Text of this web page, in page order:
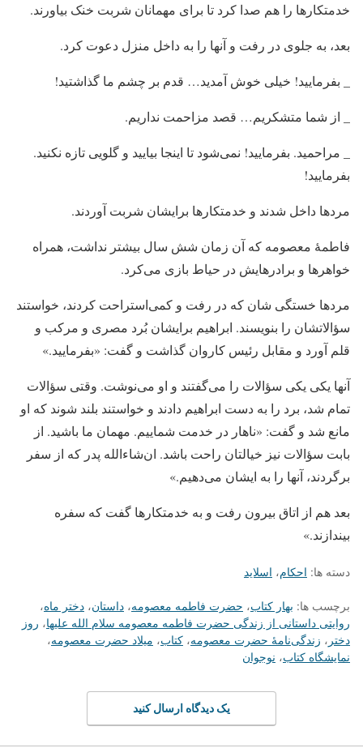
خدمتکارها را هم صدا کرد تا برای مهمانان شربت خنک بیاورند.
بعد، به جلوی در رفت و آنها را به داخل منزل دعوت کرد.
_ بفرمایید! خیلی خوش آمدید… قدم بر چشم ما گذاشتید!
_ از شما متشکریم… قصد مزاحمت نداریم.
_ مراحمید. بفرمایید! نمی‌شود تا اینجا بیایید و گلویی تازه نکنید.
بفرمایید!
مردها داخل شدند و خدمتکارها برایشان شربت آوردند.
فاطمهٔ معصومه که آن زمان شش سال بیشتر نداشت، همراه
خواهرها و برادرهایش در حیاط بازی می‌کرد.
مردها خستگی شان که در رفت و کمی‌استراحت کردند، خواستند
سؤالاتشان را بنویسند. ابراهیم برایشان بُرد مصری و مرکب و
قلم آورد و مقابل رئیس کاروان گذاشت و گفت: «بفرمایید.»
آنها یکی یکی سؤالات را می‌گفتند و او می‌نوشت. وقتی سؤالات
تمام شد، برد را به دست ابراهیم دادند و خواستند بلند شوند که او
مانع شد و گفت: «ناهار در خدمت شماییم. مهمان ما باشید. از
بابت سؤالات نیز خیالتان راحت باشد. ان‌شاءالله پدر که از سفر
برگردند، آنها را به ایشان می‌دهیم.»
بعد هم از اتاق بیرون رفت و به خدمتکارها گفت که سفره
بیندازند.»
دسته ها: احکام، اسلاید
برچسب ها: بهار کتاب، حضرت فاطمه معصومه، داستان، دختر ماه،
روایتی داستانی از زندگی حضرت فاطمه معصومه سلام الله علیها، روز
دختر ، زندگی‌نامهٔ حضرت معصومه، کتاب، میلاد حضرت معصومه،
نمایشگاه کتاب، نوجوان
یک دیدگاه ارسال کنید